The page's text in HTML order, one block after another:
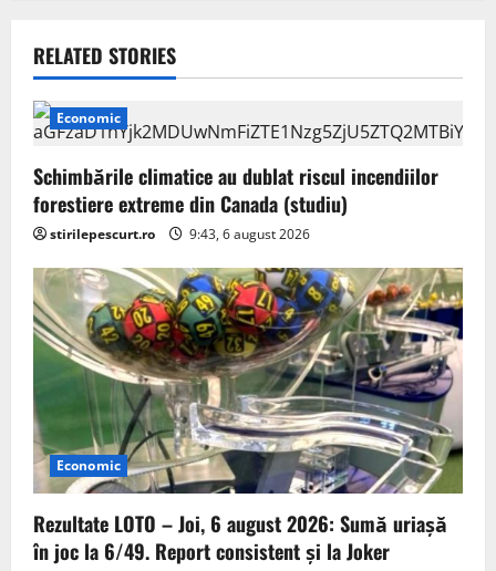
v
i
g
a
t
i
o
n
RELATED STORIES
Economic
Schimbările climatice au dublat riscul incendiilor
forestiere extreme din Canada (studiu)
stirilepescurt.ro 9:43, 6 august 2026
Economic
Rezultate LOTO – Joi, 6 august 2026: Sumă uriașă
în joc la 6/49. Report consistent și la Joker